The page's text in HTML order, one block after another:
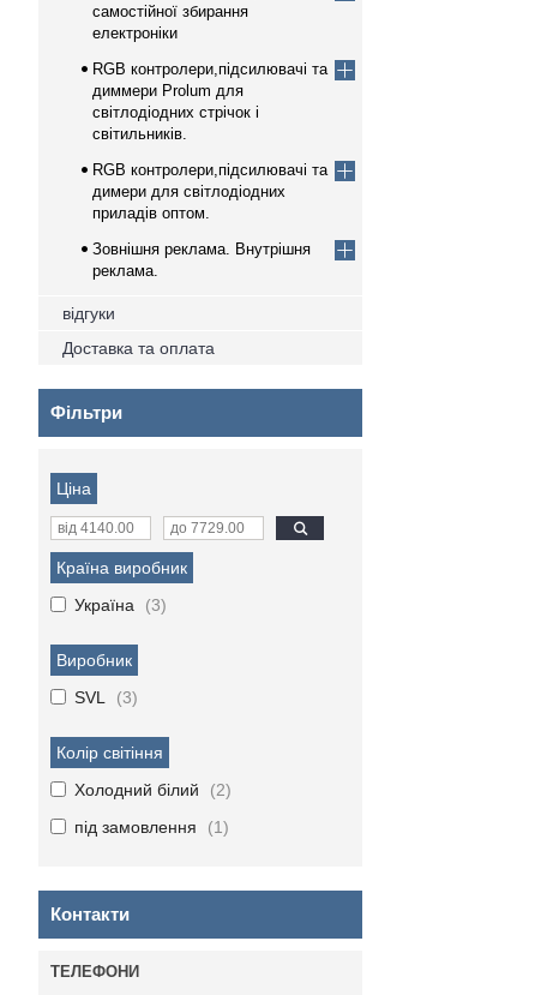
самостійної збирання
електроніки
RGB контролери,підсилювачі та
диммери Prolum для
світлодіодних стрічок і
світильників.
RGB контролери,підсилювачі та
димери для світлодіодних
приладів оптом.
Зовнішня реклама. Внутрішня
реклама.
відгуки
Доставка та оплата
Фільтри
Ціна
Країна виробник
Україна
3
Виробник
SVL
3
Колір світіння
Холодний білий
2
під замовлення
1
Контакти